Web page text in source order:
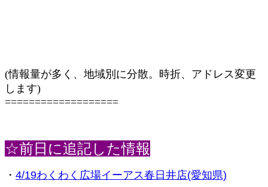
(情報量が多く、地域別に分散。時折、アドレス変更
します)
===================
☆前日に追記した情報
・ 4/19わくわく広場イーアス春日井店(愛知県)